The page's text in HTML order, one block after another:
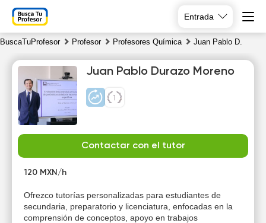
Entrada
BuscaTuProfesor Profesor Profesores Química Juan Pablo D.
Juan Pablo Durazo Moreno
Contactar con el tutor
120 MXN/h
Ofrezco tutorías personalizadas para estudiantes de
secundaria, preparatorio y licenciatura, enfocadas en la
comprensión de conceptos, apoyo en trabajos
6
Fr
7
Sa
8
9
11:00
11:30
10:00
10:30
10:00